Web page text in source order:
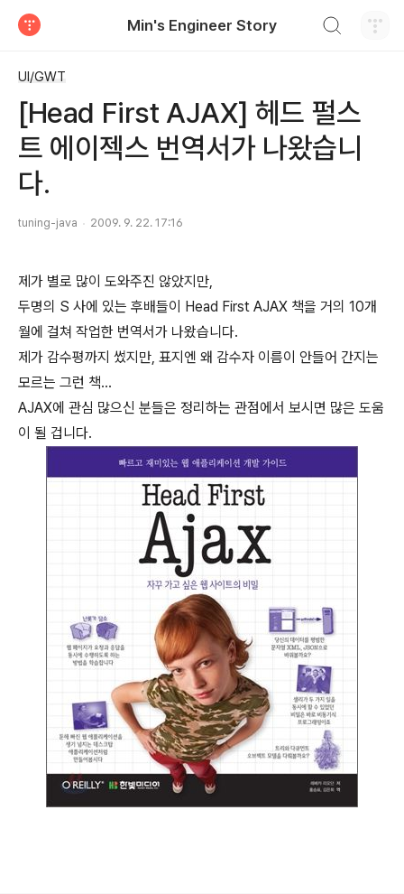
Min's Engineer Story
UI/GWT
[Head First AJAX] 헤드 펄스
트 에이젝스 번역서가 나왔습니
다.
tuning-java 2009. 9. 22. 17:16
제가 별로 많이 도와주진 않았지만,
두명의 S 사에 있는 후배들이 Head First AJAX 책을 거의 10개
월에 걸쳐 작업한 번역서가 나왔습니다.
제가 감수평까지 썼지만, 표지엔 왜 감수자 이름이 안들어 간지는
모르는 그런 책...
AJAX에 관심 많으신 분들은 정리하는 관점에서 보시면 많은 도움
이 될 겁니다.